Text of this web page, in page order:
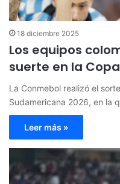
18 diciembre 2025
Los equipos
suerte en la
La Conmebol realizó el
Sudamericana 2026, en la
Leer más »